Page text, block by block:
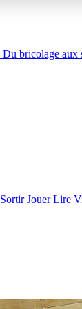
Du bricolage aux
Sortir Jouer Lire